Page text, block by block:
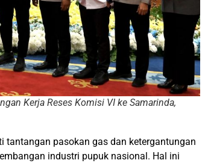
Kerja Reses Komisi VI ke Samarinda,
tantangan pasokan gas dan ketergantungan
industri pupuk nasional. Hal ini